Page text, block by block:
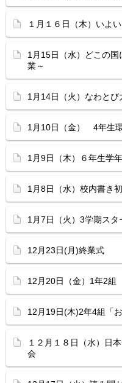
１月１６日（木）いよ
1月15日（水）どこの
業～
1月14日（火）なわとび
1月10日（金） 4年生
1月9日（木）６年生学
1月8日（水）校内書き
1月7日（火）3学期スタ
12月23日(月)終業式
12月20日（金）1年2
12月19日(木)2年4組「
１２月１８日（水）日
会